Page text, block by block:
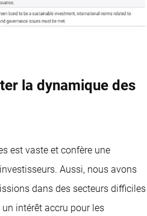
la dynamique des
est vaste et confère une
Aussi, nous avons
dans des secteurs difficiles
intérêt accru pour les